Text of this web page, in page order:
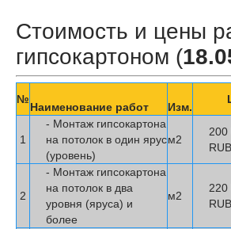
Стоимость и цены
гипсокартоном (
№
Наименование работ Изм.
1
- Монтаж гипсокартона
на потолок в один ярус
(уровень)
м2
200
2
- Монтаж гипсокартона
на потолок в два
уровня (яруса) и
более
м2
220